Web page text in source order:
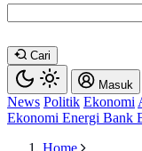
Cari
Masuk
News Politik Ekonomi
Ekonomi Energi Bank
Home